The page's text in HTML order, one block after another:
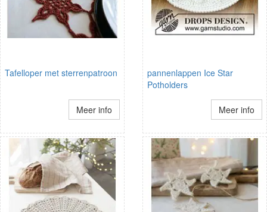
Tafelloper met sterrenpatroon
Meer info
pannenlappen Ice Star
Potholders
Meer info